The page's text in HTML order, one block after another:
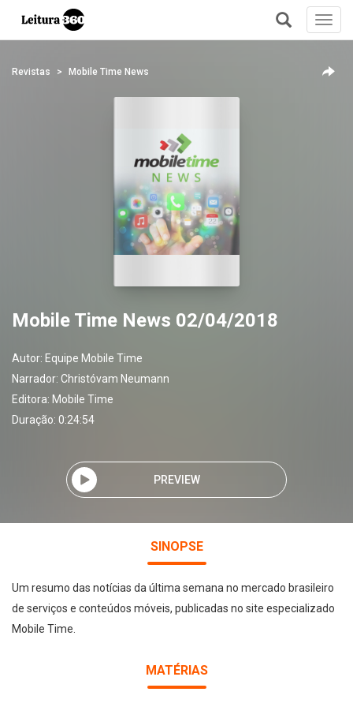
+
Revistas Mobile Time News
Mobile Time News 02/04/2018
Autor: Equipe Mobile Time
Narrador: Christóvam Neumann
Editora: Mobile Time
Duração: 0:24:54
PREVIEW
SINOPSE
Um resumo das notícias da última semana no mercado brasileiro
de serviços e conteúdos móveis, publicadas no site especializado
Mobile Time.
MATÉRIAS